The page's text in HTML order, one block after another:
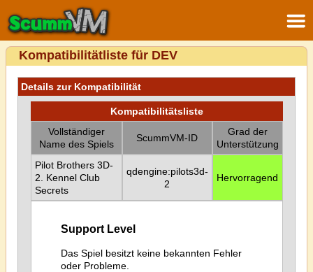
Kompatibilitätliste für DEV
Details zur Kompatibilität
Kompatibilitätsliste
Vollständiger
Name des Spiels
ScummVM-ID
Grad der
Unterstützung
Pilot Brothers 3D-
2. Kennel Club
Secrets
qdengine:pilots3d-
2
Hervorragend
Support Level
Das Spiel besitzt keine bekannten Fehler
oder Probleme.